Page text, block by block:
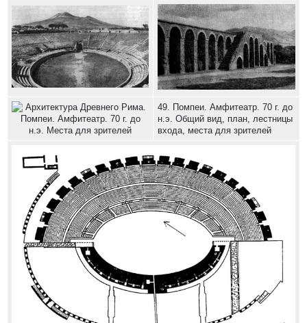
49. Помпеи. Амфитеатр. 70 г. до
н.э. Общий вид, план, лестницы
входа, места для зрителей